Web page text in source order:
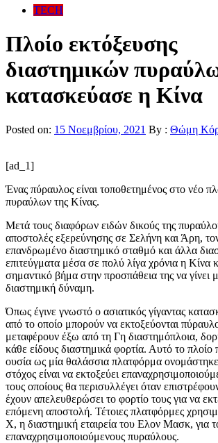
TECH
Πλοίο εκτόξευσης
διαστημικών
κατασκεύασε η Κίνα
Posted on: 15 Νοεμβρίου, 2021 By : Θώμη
[ad_1]
Ένας πύραυλος είναι τοποθετημένος στο νέο
πυραύλων της Κίνας.
Μετά τους διαφόρων ειδών δικούς της
αποστολές εξερεύνησης σε Σελήνη και Άρη,
επανδρωμένο διαστημικό σταθμό και άλλα
επιτεύγματα μέσα σε πολύ λίγα χρόνια η Κίνα
σημαντικό βήμα στην προσπάθεια της να γίνει
διαστημική δύναμη.
Όπως έγινε γνωστό ο ασιατικός γίγαντας
από το οποίο μπορούν να εκτοξεύονται
μεταφέρουν έξω από τη Γη διαστημόπλοια,
κάθε είδους διαστημικά φορτία. Αυτό το πλοίο
ουσία ως μία θαλάσσια πλατφόρμα
στόχος είναι να εκτοξεύει
τους οποίους θα περισυλλέγει όταν
έχουν απελευθερώσει το φορτίο τους για να
επόμενη αποστολή. Τέτοιες πλατφόρμες
X, η διαστημική εταιρεία του Ελον Μασκ, για
επαναχρησιμοποιούμενους πυραύλους.